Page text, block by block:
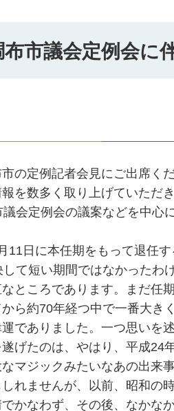
市議会定例会に
の定例記者会見にご出席く
を数多く取り上げていただ
会定例会の議案などを中心
11日に本任期をもって退任
て短い期間ではなかった
ところであります。まだ任
ら約70年経つ中で一番大き
でありました。一つ思いを
げたのは、やはり、平成
マジックみたいなあの出来
れませんが、以前、昭和の
かなわず、その後、なかな